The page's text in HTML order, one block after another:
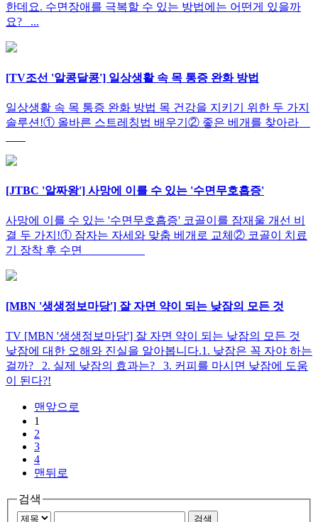
한데요. 수면장애를 극복할 수 있는 방법에는 어떤게 있을까
요? ...
[TV조선 '알콩달콩'] 일상생활 속 목 통증 완화 방법
일상생활 속 목 통증 완화 방법 목 건강을 지키기 위한 두 가지
솔루션!① 올바른 스트레칭법 배우기② 좋은 베개를 찾아라
[JTBC '알짜왕'] 사망에 이를 수 있는 '수면무호흡증'
사망에 이를 수 있는 '수면무호흡증' 코골이를 잠재울 개선 비
결 두 가지!① 잠자는 자세와 맞춤 베개로 교체② 코골이 치료
기 장착 후 수면
[MBN '생생정보마당'] 잘 자면 약이 되는 낮잠의 모든 것
TV [MBN '생생정보마당'] 잘 자면 약이 되는 낮잠의 모든 것
낮잠에 대한 오해와 진실을 알아봅니다.1. 낮잠은 꼭 자야 하는
걸까? 2. 실제 낮잠의 효과는? 3. 커피를 마시면 낮잠에 도움
이 된다?!
맨앞으로
1
2
3
4
맨뒤로
검색